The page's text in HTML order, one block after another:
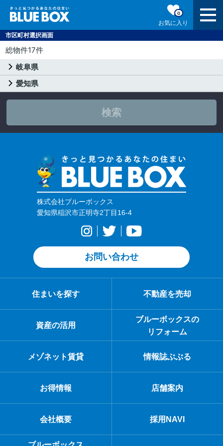
お気に入り
0
市区町村選択画面
総物件17件
岐阜県
愛知県
検索
株式会社ブルーボックス
愛知県稲沢市正明寺2丁目16-4
お問い合わせ
住まいを探す 不動産を売却
資産の活用
ブルーボックスの
リフォーム
メゾネット賃貸 情報誌ぶぶる
お得情報 店舗案内
会社概要 採用NAVI